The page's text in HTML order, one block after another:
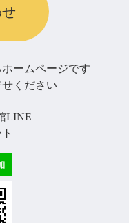
ームページです
ください
LINE